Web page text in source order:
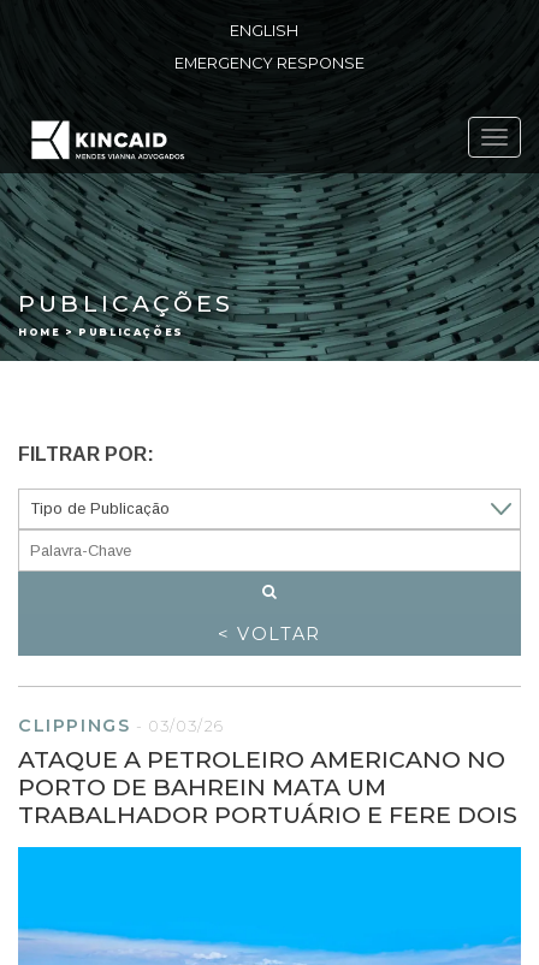
ENGLISH
EMERGENCY RESPONSE
PUBLICAÇÕES
HOME > PUBLICAÇÕES
FILTRAR POR:
< VOLTAR
CLIPPINGS -03/03/26
ATAQUE A PETROLEIRO AMERICANO NO
PORTO DE BAHREIN MATA UM
TRABALHADOR PORTUÁRIO E FERE DOIS